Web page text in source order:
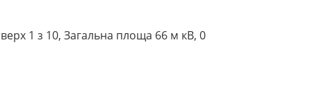
1 з 10, Загальна площа 66 м кВ, 0